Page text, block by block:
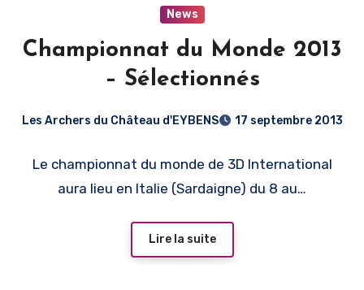
News
Championnat du Monde 2013
– Sélectionnés
Les Archers du Château d'EYBENS 17 septembre 2013
Le championnat du monde de 3D International
aura lieu en Italie (Sardaigne) du 8 au…
Lire la suite